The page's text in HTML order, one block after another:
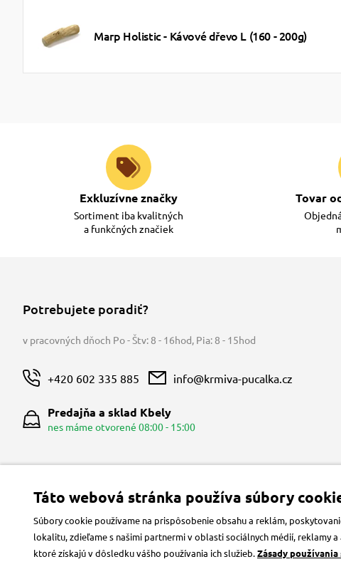
Marp Holistic - Kávové dřevo L (160 - 200g)
Exkluzívne značky
Sortiment iba kvalitných
a funkčných značiek
Tovar
Potrebujete poradiť?
v pracovných dňoch Po - Štv: 8 - 16hod, Pia: 8 - 15hod
+420 602 335 885 info@krmiva-pucalka.cz
Predajňa a sklad Kbely
nes máme otvorené 08:00 - 15:00
Táto webová stránka používa súbory
Súbory cookie používame na prispôsobenie obsahu a reklám,
lokalitu, zdieľame s našimi partnermi v oblasti sociálnych médií, reklamy
ktoré získajú v dôsledku vášho používania ich služieb.Zásady